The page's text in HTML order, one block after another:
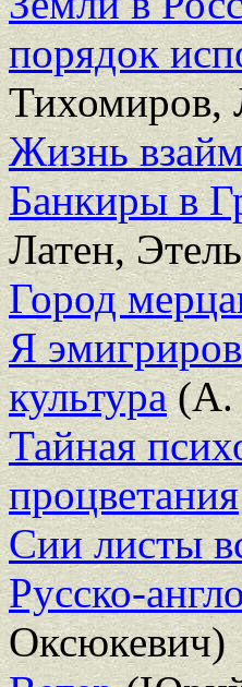
порядок
Тихомиров,
Жизнь
Банкиры в
Латен,
Город
Я
культура(А.
Тайная
процветания
Сии листы
Русско-
Оксюкевич)